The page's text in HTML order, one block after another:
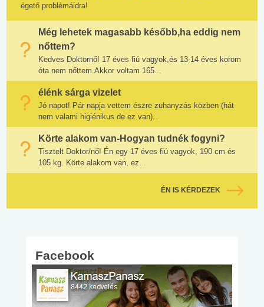
égető problémáidra!
Még lehetek magasabb később,ha eddig nem
nőttem?
Kedves Doktornő! 17 éves fiú vagyok,és 13-14 éves korom
óta nem nőttem.Akkor voltam 165...
élénk sárga vizelet
Jó napot! Pár napja vettem észre zuhanyzás közben (hát
nem valami higiénikus de ez van)...
Körte alakom van-Hogyan tudnék fogyni?
Tisztelt Doktor/nő! Én egy 17 éves fiú vagyok, 190 cm és
105 kg. Körte alakom van, ez...
ÉN IS KÉRDEZEK
Facebook